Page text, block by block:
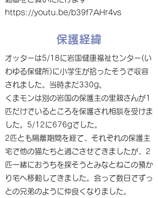
https://youtu.be/b39f7AHr4vs
保護経緯
オッターは5/18に岩国健康福祉センター(い
わゆる保健所)に小学生が拾ったそうで収容
されました。当時まだ330g。
くまモンは別の岩国の保護主の里親さんが1
匹だけでいるところを保護され相談を受けま
した。5/12に676gでした。
2匹とも隔離期間を経て、それぞれの保護主
宅で他の猫たちと過ごさせてきましたが、2
匹一緒におうちを探そうとみなとねこの預か
り宅へ移動してきました。会って数日でずっ
との兄弟のように仲良くなりました。